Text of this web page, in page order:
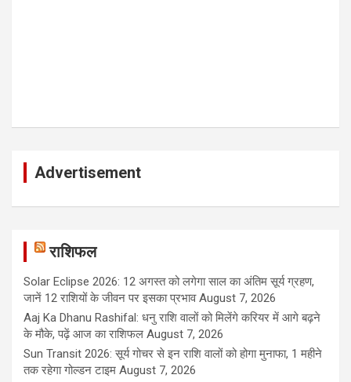
Advertisement
राशिफल
Solar Eclipse 2026: 12 अगस्त को लगेगा साल का अंतिम सूर्य ग्रहण,
जानें 12 राशियों के जीवन पर इसका प्रभाव August 7, 2026
Aaj Ka Dhanu Rashifal: धनु राशि वालों को मिलेंगे करियर में आगे बढ़ने
के मौके, पढ़ें आज का राशिफल August 7, 2026
Sun Transit 2026: सूर्य गोचर से इन राशि वालों को होगा मुनाफा, 1 महीने
तक रहेगा गोल्डन टाइम August 7, 2026